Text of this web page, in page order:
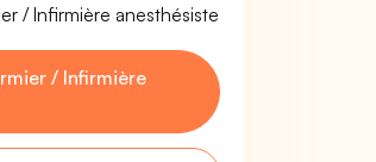
/ Infirmière anesthésiste
/ Infirmière